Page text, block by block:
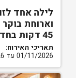
לילה אחד
וארוחת בוקר
45 דקות בחדר קלאסיק
תאריכי האירוח:
01/11/2026 עד 30/11/2026